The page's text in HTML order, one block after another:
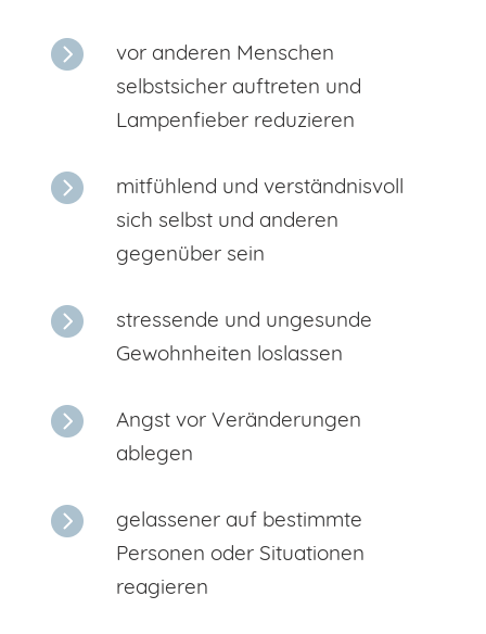

vor anderen Menschen
selbstsicher auftreten und
Lampenfieber reduzieren

mitfühlend und verständnisvoll
sich selbst und anderen
gegenüber sein

stressende und ungesunde
Gewohnheiten loslassen

Angst vor Veränderungen
ablegen

gelassener auf bestimmte
Personen oder Situationen
reagieren